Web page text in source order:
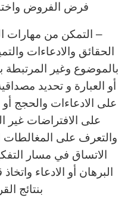
فرض الفروض
– التمكن من مهارات
الحقائق والادعاءات
بالموضوع وغير المرتبطة
أو العبارة و تحديد
على الادعاءات والحجج
على الافتراضات غير
والتعرف على
الاتساق في مسار
البرهان أو الادعاء
بنتائج